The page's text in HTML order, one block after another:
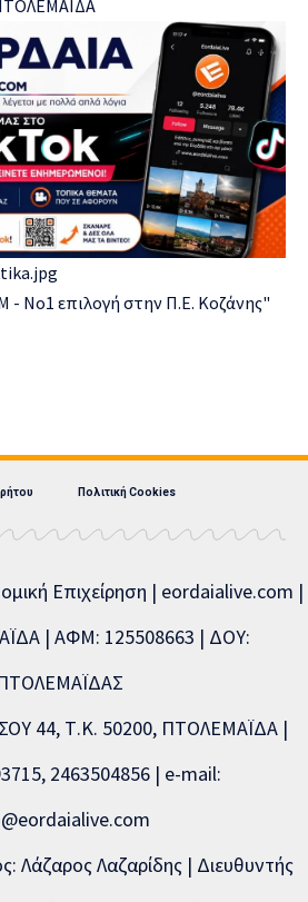
Πολιτική Cookies
Επιχείρηση | eordaialive.com |
| ΑΦΜ: 125508663 | ΔΟΥ:
44, Τ.Κ. 50200, ΠΤΟΛΕΜΑΪΔΑ |
2463504856 | e-mail:
Λάζαρος Λαζαρίδης | Διευθυντής